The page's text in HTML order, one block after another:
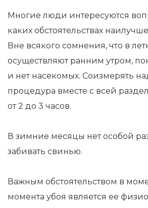
Многие люди интересуются
каких обстоятельствах
Вне всякого сомнения, что в
осуществляют ранним утром,
и нет насекомых. Соизмерять
процедура вместе с всей
от 2 до 3 часов.
В зимние месяцы нет особой
забивать свинью.
Важным обстоятельством в
момента убоя является ее